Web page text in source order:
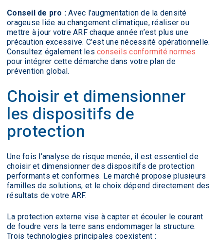
Conseil de pro : Avec l’augmentation de la densité
orageuse liée au changement climatique, réaliser ou
mettre à jour votre ARF chaque année n’est plus une
précaution excessive. C’est une nécessité opérationnelle.
Consultez également les conseils conformité normes
pour intégrer cette démarche dans votre plan de
prévention global.
Choisir et dimensionner
les dispositifs de
protection
Une fois l’analyse de risque menée, il est essentiel de
choisir et dimensionner des dispositifs de protection
performants et conformes. Le marché propose plusieurs
familles de solutions, et le choix dépend directement des
résultats de votre ARF.
La protection externe vise à capter et écouler le courant
de foudre vers la terre sans endommager la structure.
Trois technologies principales coexistent :